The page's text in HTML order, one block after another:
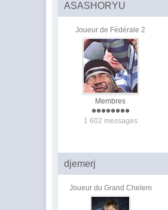
ASASHORYU
Joueur de Fédérale 2
Membres
1 602 messages
djemerj
Joueur du Grand Chelem